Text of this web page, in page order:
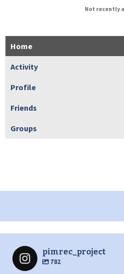
Not recently
Home
Activity
Profile
Friends
Groups
pimrec_project
782